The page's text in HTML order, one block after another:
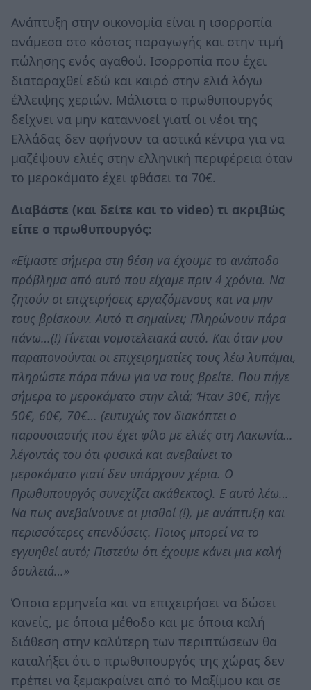
Ανάπτυξη στην οικονομία είναι η ισορροπία
ανάμεσα στο κόστος παραγωγής και στην τιμή
πώλησης ενός αγαθού. Ισορροπία που έχει
διαταραχθεί εδώ και καιρό στην ελιά λόγω
έλλειψης χεριών. Μάλιστα ο πρωθυπουργός
δείχνει να μην καταννοεί γιατί οι νέοι της
Ελλάδας δεν αφήνουν τα αστικά κέντρα για να
μαζέψουν ελιές στην ελληνική περιφέρεια όταν
το μεροκάματο έχει φθάσει τα 70€.
Διαβάστε (και δείτε και το video) τι ακριβώς
είπε ο πρωθυπουργός:
«Είμαστε σήμερα στη θέση να έχουμε το ανάποδο
πρόβλημα από αυτό που είχαμε πριν 4 χρόνια. Να
ζητούν οι επιχειρήσεις εργαζόμενους και να μην
τους βρίσκουν. Αυτό τι σημαίνει; Πληρώνουν πάρα
πάνω…(!) Γίνεται νομοτελειακά αυτό. Και όταν μου
παραπονούνται οι επιχειρηματίες τους λέω λυπάμαι,
πληρώστε πάρα πάνω για να τους βρείτε. Που πήγε
σήμερα το μεροκάματο στην ελιά; Ήταν 30€, πήγε
50€, 60€, 70€… (ευτυχώς τον διακόπτει ο
παρουσιαστής που έχει φίλο με ελιές στη Λακωνία…
λέγοντάς του ότι φυσικά και ανεβαίνει το
μεροκάματο γιατί δεν υπάρχουν χέρια. Ο
Πρωθυπουργός συνεχίζει ακάθεκτος). Ε αυτό λέω…
Να πως ανεβαίνουνε οι μισθοί (!), με ανάπτυξη και
περισσότερες επενδύσεις. Ποιος μπορεί να το
εγγυηθεί αυτό; Πιστεύω ότι έχουμε κάνει μια καλή
δουλειά…»
Όποια ερμηνεία και να επιχειρήσει να δώσει
κανείς, με όποια μέθοδο και με όποια καλή
διάθεση στην καλύτερη των περιπτώσεων θα
καταλήξει ότι ο πρωθυπουργός της χώρας δεν
πρέπει να ξεμακραίνει από το Μαξίμου και σε